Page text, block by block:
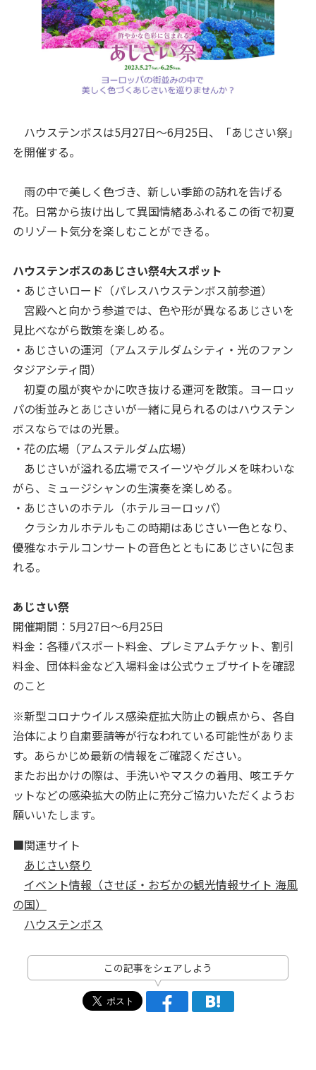
ハウステンボスは5月27日～6月25日、「あじさい祭」
を開催する。
雨の中で美しく色づき、新しい季節の訪れを告げる
花。日常から抜け出して異国情緒あふれるこの街で初夏
のリゾート気分を楽しむことができる。
ハウステンボスのあじさい祭4大スポット
・あじさいロード（パレスハウステンボス前参道）
宮殿へと向かう参道では、色や形が異なるあじさいを
見比べながら散策を楽しめる。
・あじさいの運河（アムステルダムシティ・光のファン
タジアシティ間）
初夏の風が爽やかに吹き抜ける運河を散策。ヨーロッ
パの街並みとあじさいが一緒に見られるのはハウステン
ボスならではの光景。
・花の広場（アムステルダム広場）
あじさいが溢れる広場でスイーツやグルメを味わいな
がら、ミュージシャンの生演奏を楽しめる。
・あじさいのホテル（ホテルヨーロッパ）
クラシカルホテルもこの時期はあじさい一色となり、
優雅なホテルコンサートの音色とともにあじさいに包ま
れる。
あじさい祭
開催期間：5月27日～6月25日
料金：各種パスポート料金、プレミアムチケット、割引
料金、団体料金など入場料金は公式ウェブサイトを確認
のこと
※新型コロナウイルス感染症拡大防止の観点から、各自
治体により自粛要請等が行なわれている可能性がありま
す。あらかじめ最新の情報をご確認ください。
またお出かけの際は、手洗いやマスクの着用、咳エチケ
ットなどの感染拡大の防止に充分ご協力いただくようお
願いいたします。
■関連サイト
あじさい祭り
イベント情報（させぼ・おぢかの観光情報サイト 海風
の国）
ハウステンボス
この記事をシェアしよう